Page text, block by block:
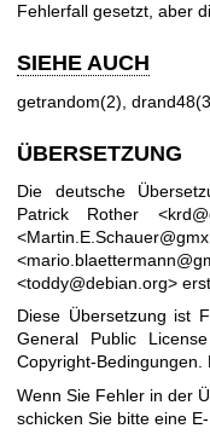
Fehlerfall gesetzt, aber
SIEHE AUCH
getrandom(2)
ÜBERSETZUNG
Die deutsche
Patrick Rother
<toddy@debian.org>
Diese Übersetzung ist
General Public
Copyright-Bedingungen.
Wenn Sie Fehler in der
schicken Sie bitte eine